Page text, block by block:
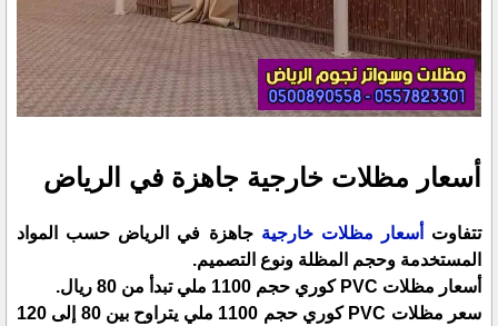
أسعار مظلات خارجية جاهزة في الرياض
تتفاوت أسعار مظلات خارجيةجاهزة في الرياض حسب المواد
المستخدمة وحجم المظلة ونوع التصميم.
أسعار مظلات PVC كوري حجم 1100 ملي تبدأ من 80 ريال.
سعر مظلات PVC كوري حجم 1100 ملي يتراوح بين 80 إلى 120